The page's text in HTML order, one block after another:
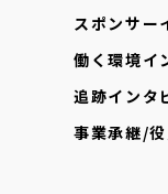
スポンサー
働く環境イ
追跡インタ
事業承継/